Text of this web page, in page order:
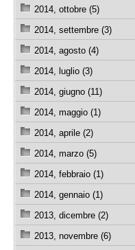
2014, ottobre (5)
2014, settembre (3)
2014, agosto (4)
2014, luglio (3)
2014, giugno (11)
2014, maggio (1)
2014, aprile (2)
2014, marzo (5)
2014, febbraio (1)
2014, gennaio (1)
2013, dicembre (2)
2013, novembre (6)